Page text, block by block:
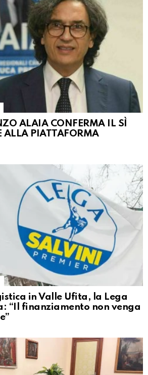
ALAIA CONFERMA IL SÌ
ALLA PIATTAFORMA
in Valle Ufita, la Lega
“Il finanziamento non venga